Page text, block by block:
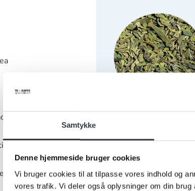
Samtykke
Denne hjemmeside bruger cookies
Vi bruger cookies til at tilpasse vores indhold og
vores trafik. Vi deler også oplysninger om din
Grøn te, China Lung Ching
71002320